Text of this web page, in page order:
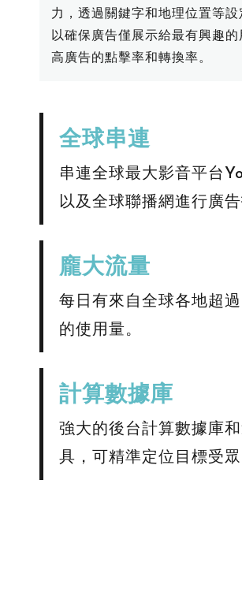
力，透過關鍵字和地理位置等設
以確保廣告僅展示給最有興趣的
高廣告的點擊率和轉換率。
全球串連
串連全球最大影音平台
以及全球聯播網進行廣告
龐大流量
每日有來自全球各地超
的使用量。
計算數據庫
強大的後台計算數據庫
具，可精準定位目標受眾